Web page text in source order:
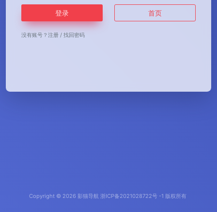
登录 首页
没有账号？ 注册 / 找回密码
Copyright © 2026 影猫导航 浙ICP备2021028722号 -1 版权所有